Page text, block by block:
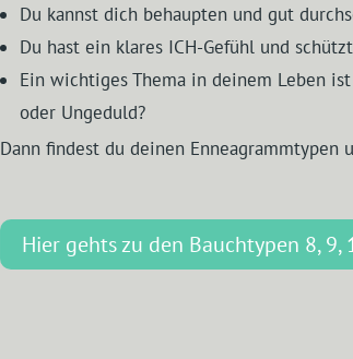
Du kannst dich behaupten und gut
Du hast ein klares ICH-Gefühl und
Ein wichtiges Thema in deinem Leben
oder Ungeduld?
Dann findest du deinen Enneagrammtypen
Hier gehts zu den Bauchtypen 8, 9,